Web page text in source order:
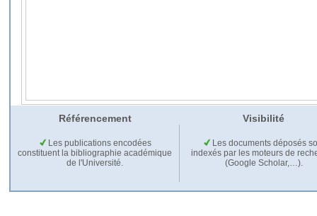
Référencement Visibilité
Les publications encodées
constituent la bibliographie académique
de l'Université.
Les documents déposés
indexés par les moteurs de
(Google Scholar,…).